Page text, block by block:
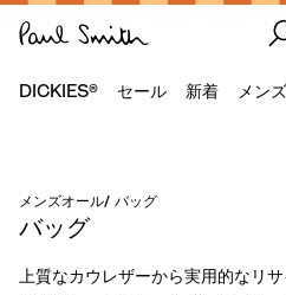
DICKIES® セール 新着 メンズ
メンズオール/ バッグ
バッグ
上質なカウレザーから実用的なリ